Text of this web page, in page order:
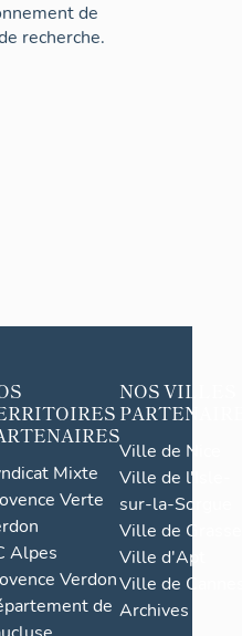
de
recherche.
Mixte
Verte
Alpes
Verdon
de
NOS VILLES
Ville de Nice
Ville de l'Isle-
sur-la-Sorgue
Ville de Grasse
Ville d'Apt
Ville de
Archives